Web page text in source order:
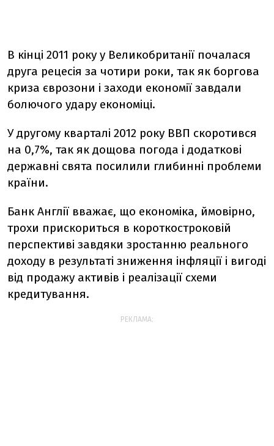
В кінці 2011 року у Великобританії почалася
друга рецесія за чотири роки, так як боргова
криза єврозони і заходи економії завдали
болючого удару економіці.
У другому кварталі 2012 року ВВП скоротився
на 0,7%, так як дощова погода і додаткові
державні свята посилили глибинні проблеми
країни.
Банк Англії вважає, що економіка, ймовірно,
трохи прискориться в короткостроковій
перспективі завдяки зростанню реального
доходу в результаті зниження інфляції і вигоді
від продажу активів і реалізації схеми
кредитування.
РЕКЛАМА: